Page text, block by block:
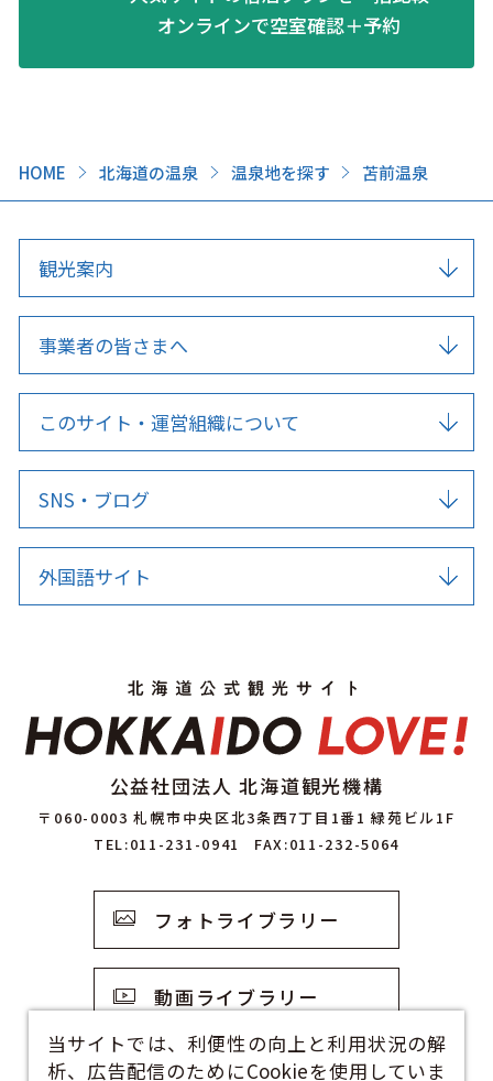
HOME 北海道の温泉 温泉地を探す 苫前温泉
オンラインで空室確認＋予約
観光案内
事業者の皆さまへ
このサイト・運営組織について
SNS・ブログ
外国語サイト
公益社団法人 北海道観光機構
〒060-0003 札幌市中央区北3条西7丁目1番1 緑苑ビル1F
TEL:011-231-0941
FAX:011-232-5064
フォトライブラリー
動画ライブラリー
観光資料
当サイトでは、利便性の向上と利用状況の解
析、広告配信のためにCookieを使用していま